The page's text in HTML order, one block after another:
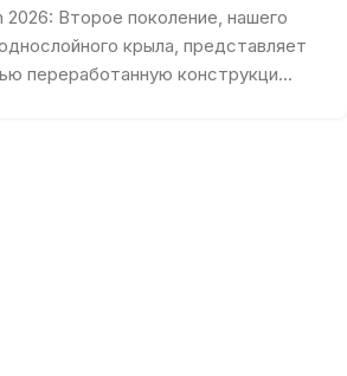
2026: Второе поколение, нашего
крыла, представляет
переработанную конструкци...